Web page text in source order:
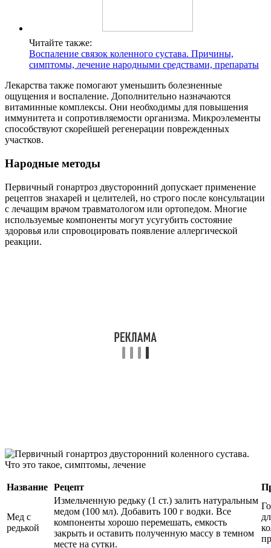
Читайте также:
Воспаление связок коленного сустава. Причины,
симптомы, лечение народными средствами, препараты
Лекарства также помогают уменьшить болезненные
ощущения и воспаление. Дополнительно назначаются
витаминные комплексы. Они необходимы для повышения
иммунитета и сопротивляемости организма. Микроэлементы
способствуют скорейшей регенерации поврежденных
участков.
Народные методы
Первичный гонартроз двусторонний допускает применение
рецептов знахарей и целителей, но строго после консультации
с лечащим врачом травматологом или ортопедом. Многие
используемые компоненты могут усугубить состояние
здоровья или спровоцировать появление аллергической
реакции.
Название Рецепт
Мед с
редькой
Измельченную редьку (1 ст.) залить натуральным
медом (100 мл). Добавить 100 г водки. Все
компоненты хорошо перемешать, емкость
закрыть и оставить полученную массу в темном
месте на сутки.